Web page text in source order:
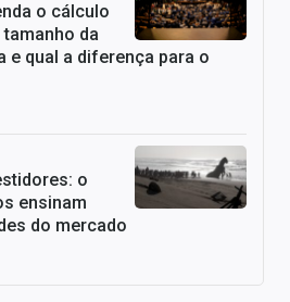
o cálculo
tamanho da
e qual a diferença para o
o
ensinam
do mercado